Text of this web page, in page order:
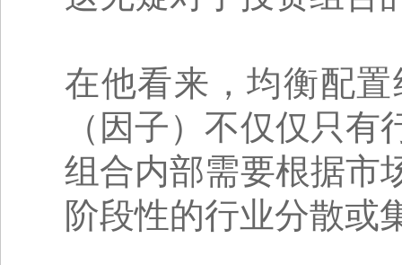
在他看来，均衡配
（因子）不仅仅只
组合内部需要根据市
阶段性的行业分散或